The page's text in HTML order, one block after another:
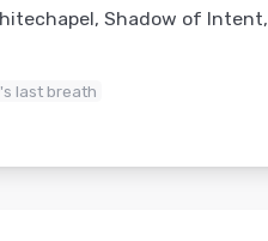
Shadow of Intent,
last breath